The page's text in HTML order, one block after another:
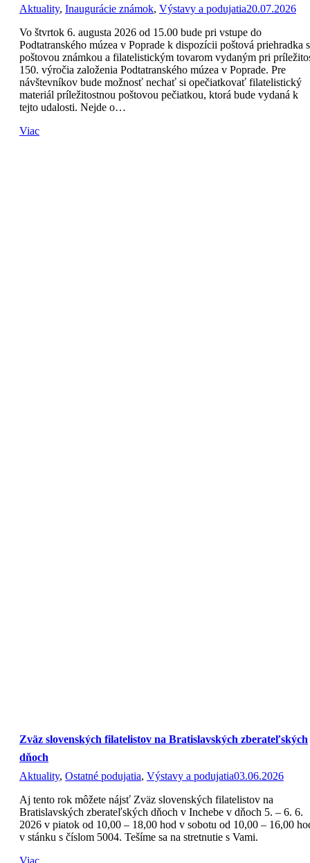
Aktuality, Inaugurácie známok, Výstavy a podujatia20.07.2026
Vo štvrtok 6. augusta 2026 od 15.00 bude pri vstupe do
Podtatranského múzea v Poprade k dispozícii poštová priehradka s
poštovou známkou a filatelistickým tovarom vydaným pri
150. výročia založenia Podtatranského múzea v Poprade. Pre
návštevníkov bude možnosť nechať si opečiatkovať filatelistický
materiál príležitostnou poštovou pečiatkou, ktorá bude vydaná k
tejto udalosti. Nejde o…
Viac
Zväz slovenských filatelistov na Bratislavských zberateľských
dňoch
Aktuality, Ostatné podujatia, Výstavy a podujatia03.06.2026
Aj tento rok môžete nájsť Zväz slovenských filatelistov na
Bratislavských zberateľských dňoch v Inchebe v dňoch 5. – 6. 6.
2026 v piatok od 10,00 – 18,00 hod v sobotu od 10,00 – 16,00
v stánku s číslom 5004. Tešíme sa na stretnutie s Vami.
Viac